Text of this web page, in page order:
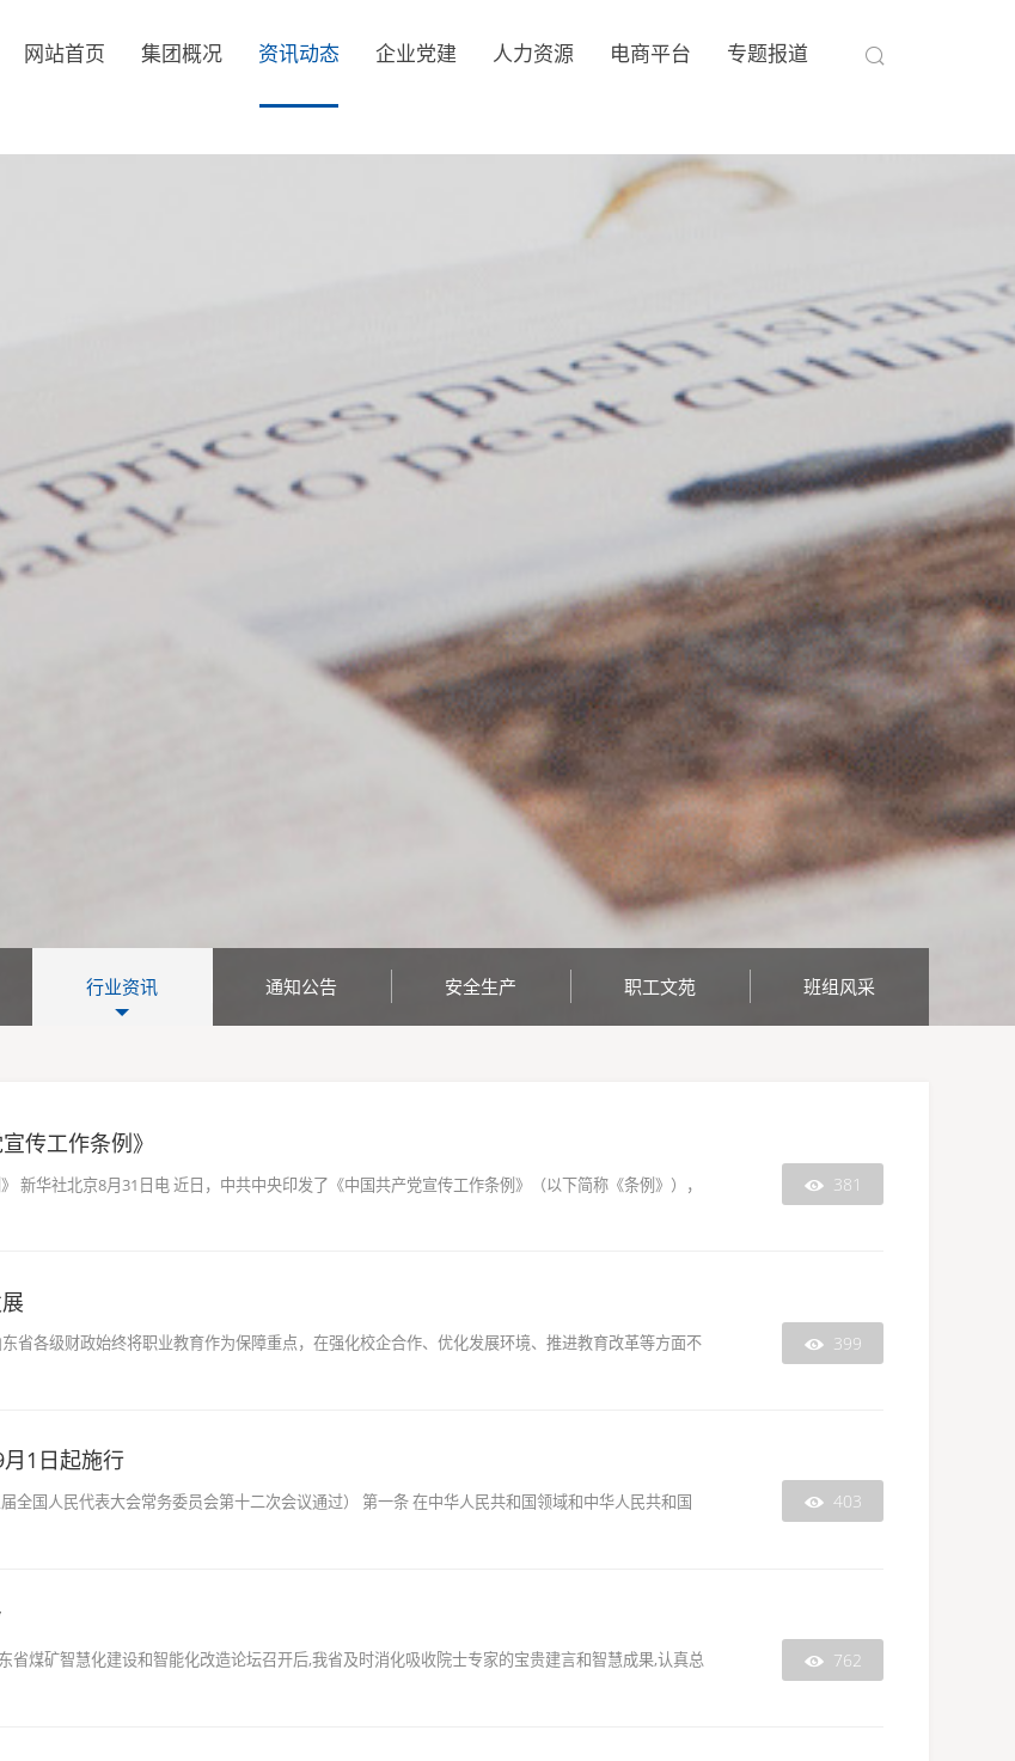
网站首页 集团概况 资讯动态 企业党建 人力资源 电商平台 专题报道 
行业资讯 通知公告 安全生产 职工文苑 班组风采
传工作条例》
新华社北京8月31日电 近日，中共中央印发了《中国共产党宣传工作条例》（以下简称《条例》），
 381
省各级财政始终将职业教育作为保障重点，在强化校企合作、优化发展环境、推进教育改革等方面不
 399
1日起施行
全国人民代表大会常务委员会第十二次会议通过） 第一条 在中华人民共和国领域和中华人民共和国
 403
省煤矿智慧化建设和智能化改造论坛召开后,我省及时消化吸收院士专家的宝贵建言和智慧成果,认真总
 762